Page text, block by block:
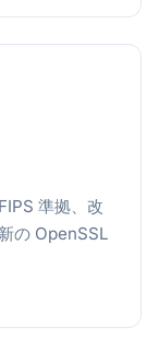
準拠、改
の OpenSSL